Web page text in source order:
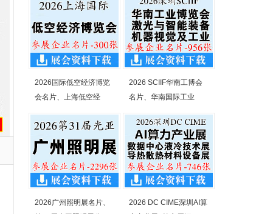
2026国际低空经济博览
会名片、上海低空经
2026 SCIIF华南工博会
名片、华南国际工业
2026广州照明展名片、
2026 DC CIME深圳AI算